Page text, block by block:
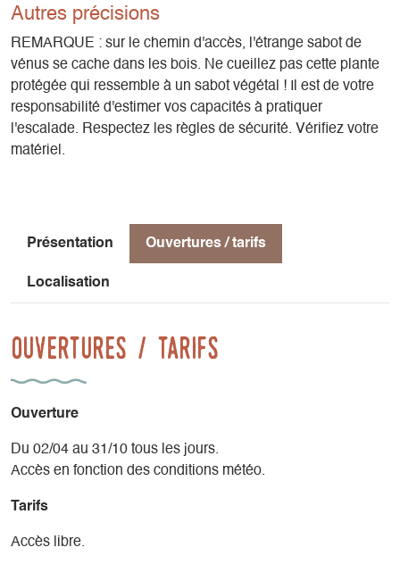
Orientation : sud-est
Période favorable : du printemps à l’automne
Rocher : calcaire
Nombre de voies : 38
Hauteur minimale des voies : 10 m
Hauteur maximale des voies : 35 m
Autres précisions
REMARQUE : sur le chemin d'accès, l'étrange sabot de
vénus se cache dans les bois. Ne cueillez pas cette plante
protégée qui ressemble à un sabot végétal ! Il est de votre
responsabilité d'estimer vos capacités à pratiquer
l'escalade. Respectez les règles de sécurité. Vérifiez votre
matériel.
Présentation Ouvertures / tarifs
Localisation
Ouvertures / tarifs
Ouverture
Du 02/04 au 31/10 tous les jours.
Accès en fonction des conditions météo.
Tarifs
Accès libre.